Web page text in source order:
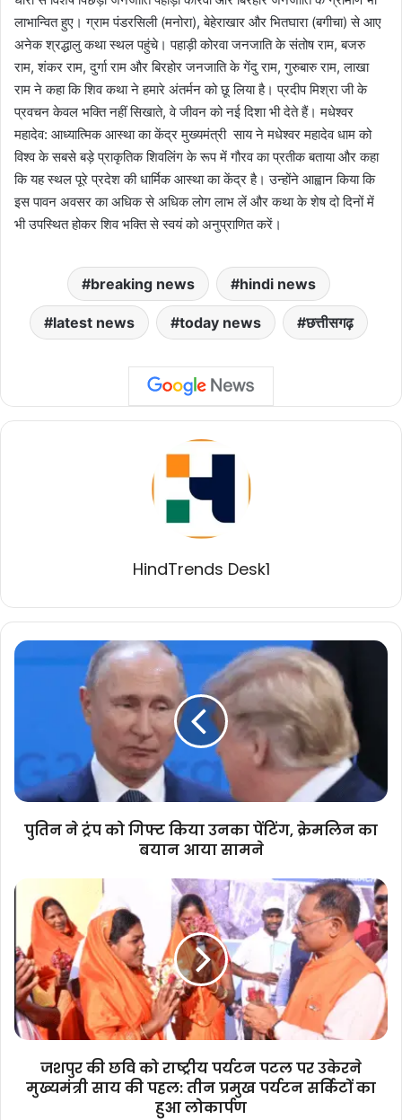
लाभान्वित हुए। ग्राम पंडरसिली (मनोरा), बेहेराखार और भितघारा (बगीचा) से आए
अनेक श्रद्धालु कथा स्थल पहुंचे। पहाड़ी कोरवा जनजाति के संतोष राम, बजरु
राम, शंकर राम, दुर्गा राम और बिरहोर जनजाति के गेंदु राम, गुरुबारु राम, लाखा
राम ने कहा कि शिव कथा ने हमारे अंतर्मन को छू लिया है। प्रदीप मिश्रा जी के
प्रवचन केवल भक्ति नहीं सिखाते, वे जीवन को नई दिशा भी देते हैं। मधेश्वर
महादेव: आध्यात्मिक आस्था का केंद्र मुख्यमंत्री साय ने मधेश्वर महादेव धाम को
विश्व के सबसे बड़े प्राकृतिक शिवलिंग के रूप में गौरव का प्रतीक बताया और कहा
कि यह स्थल पूरे प्रदेश की धार्मिक आस्था का केंद्र है। उन्होंने आह्वान किया कि
इस पावन अवसर का अधिक से अधिक लोग लाभ लें और कथा के शेष दो दिनों में
भी उपस्थित होकर शिव भक्ति से स्वयं को अनुप्राणित करें।
breaking news hindi news
latest news today news छत्तीसगढ़
HindTrends Desk1
पुतिन
उनका
क्रेमलिन
बयान
पुतिन ने ट्रंप को गिफ्ट किया उनका पेंटिंग, क्रेमलिन का
बयान आया सामने
जशपुर
को
राष्ट्रीय
पर्यटन
पटल
पर
उकेरने
जशपुर की छवि को राष्ट्रीय पर्यटन पटल पर उकेरने
मुख्यमंत्री साय की पहल: तीन प्रमुख पर्यटन सर्किटों का
हुआ लोकार्पण